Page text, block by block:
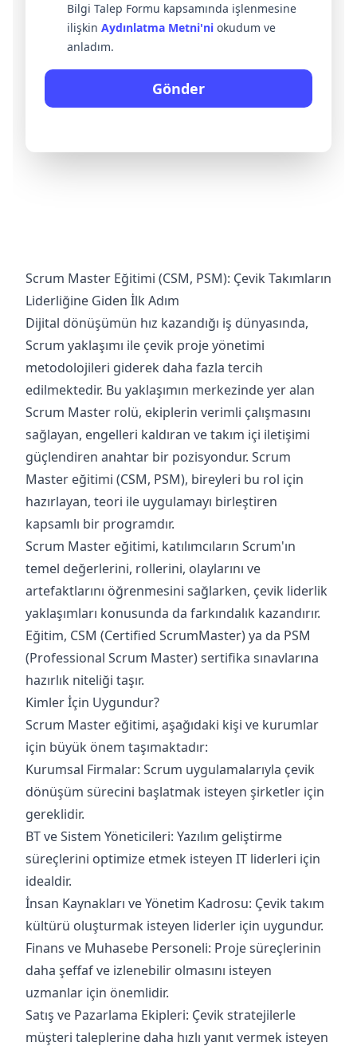
Bilgi Talep Formu kapsamında işlenmesine
ilişkin Aydınlatma Metni'ni okudum ve
anladım.
Gönder
Scrum Master Eğitimi (CSM, PSM): Çevik Takımların
Liderliğine Giden İlk Adım
Dijital dönüşümün hız kazandığı iş dünyasında,
Scrum yaklaşımı ile çevik proje yönetimi
metodolojileri giderek daha fazla tercih
edilmektedir. Bu yaklaşımın merkezinde yer alan
Scrum Master rolü, ekiplerin verimli çalışmasını
sağlayan, engelleri kaldıran ve takım içi iletişimi
güçlendiren anahtar bir pozisyondur. Scrum
Master eğitimi (CSM, PSM), bireyleri bu rol için
hazırlayan, teori ile uygulamayı birleştiren
kapsamlı bir programdır.
Scrum Master eğitimi, katılımcıların Scrum'ın
temel değerlerini, rollerini, olaylarını ve
artefaktlarını öğrenmesini sağlarken, çevik liderlik
yaklaşımları konusunda da farkındalık kazandırır.
Eğitim, CSM (Certified ScrumMaster) ya da PSM
(Professional Scrum Master) sertifika sınavlarına
hazırlık niteliği taşır.
Kimler İçin Uygundur?
Scrum Master eğitimi, aşağıdaki kişi ve kurumlar
için büyük önem taşımaktadır:
Kurumsal Firmalar: Scrum uygulamalarıyla çevik
dönüşüm sürecini başlatmak isteyen şirketler için
gereklidir.
BT ve Sistem Yöneticileri: Yazılım geliştirme
süreçlerini optimize etmek isteyen IT liderleri için
idealdir.
İnsan Kaynakları ve Yönetim Kadrosu: Çevik takım
kültürü oluşturmak isteyen liderler için uygundur.
Finans ve Muhasebe Personeli: Proje süreçlerinin
daha şeffaf ve izlenebilir olmasını isteyen
uzmanlar için önemlidir.
Satış ve Pazarlama Ekipleri: Çevik stratejilerle
müşteri taleplerine daha hızlı yanıt vermek isteyen